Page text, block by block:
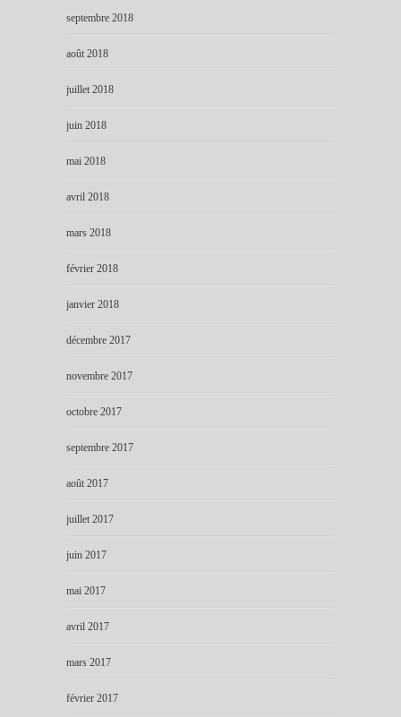
septembre 2018
août 2018
juillet 2018
juin 2018
mai 2018
avril 2018
mars 2018
février 2018
janvier 2018
décembre 2017
novembre 2017
octobre 2017
septembre 2017
août 2017
juillet 2017
juin 2017
mai 2017
avril 2017
mars 2017
février 2017